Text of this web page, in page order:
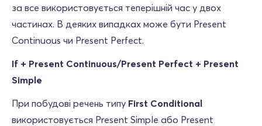
за все використовується теперішній час у двох
частинах. В деяких випадках може бути Present
Continuous чи Present Perfect.
If + Present Continuous/Present Perfect + Present
Simple
При побудові речень типу First Conditional
використовується Present Simple або Present